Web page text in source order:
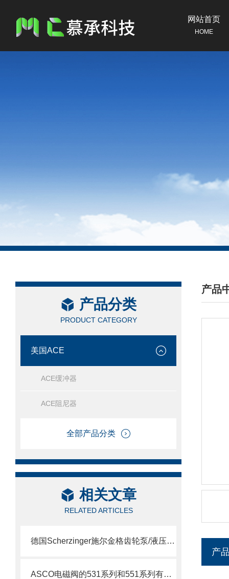
网站首页
HOME
产品分类
PRODUCT CATEGORY
美国ACE
ACE缓冲器
ACE阻尼器
全部产品分类
相关文章
RELATED ARTICLES
德国Scherzinger施尔金格齿轮泵/液压泵供应说明
ASCO电磁阀的531系列和551系列有什么差别
产品
/
产